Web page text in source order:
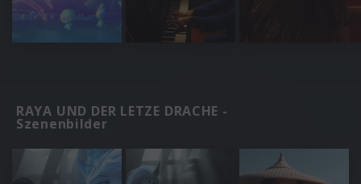
RAYA UND DER LETZE DRACHE -
Szenenbilder